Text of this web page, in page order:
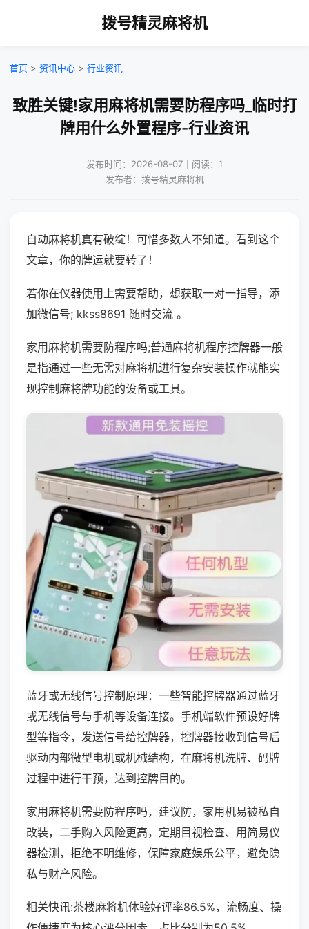
拨号精灵麻将机
首页 > 资讯中心 > 行业资讯
致胜关键!家用麻将机需要防程序吗_临时打
牌用什么外置程序-行业资讯
发布时间：2026-08-07｜阅读：1
发布者：拨号精灵麻将机
自动麻将机真有破绽！可惜多数人不知道。看到这个
文章，你的牌运就要转了！
若你在仪器使用上需要帮助，想获取一对一指导，添
加微信号; kkss8691 随时交流 。
家用麻将机需要防程序吗;普通麻将机程序控牌器一般
是指通过一些无需对麻将机进行复杂安装操作就能实
现控制麻将牌功能的设备或工具。
蓝牙或无线信号控制原理：一些智能控牌器通过蓝牙
或无线信号与手机等设备连接。手机端软件预设好牌
型等指令，发送信号给控牌器，控牌器接收到信号后
驱动内部微型电机或机械结构，在麻将机洗牌、码牌
过程中进行干预，达到控牌目的。
家用麻将机需要防程序吗，建议防，家用机易被私自
改装，二手购入风险更高，定期目视检查、用简易仪
器检测，拒绝不明维修，保障家庭娱乐公平，避免隐
私与财产风险。
相关快讯:茶楼麻将机体验好评率86.5%，流畅度、操